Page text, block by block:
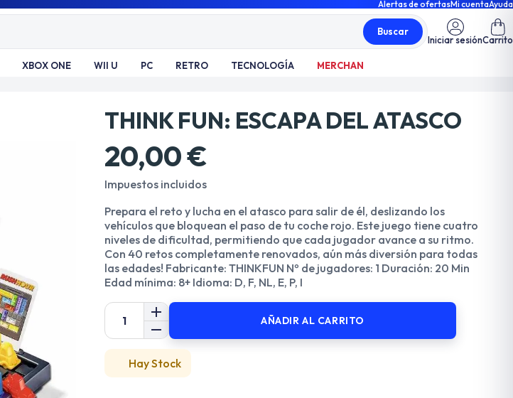
Alertas de ofertasMi cuentaAyuda
Buscar
Iniciar sesiónCarrito
XBOX ONE WII U PC RETRO TECNOLOGÍA MERCHAN
THINK FUN: ESCAPA DEL ATASCO
20,00 €
Impuestos incluidos
Prepara el reto y lucha en el atasco para salir de él, deslizando los
vehículos que bloquean el paso de tu coche rojo. Este juego tiene cuatro
niveles de dificultad, permitiendo que cada jugador avance a su ritmo.
Con 40 retos completamente renovados, aún más diversión para todas
las edades! Fabricante: THINKFUN Nº de jugadores: 1 Duración: 20 Min
Edad mínima: 8+ Idioma: D, F, NL, E, P, I
AÑADIR AL CARRITO
Hay Stock